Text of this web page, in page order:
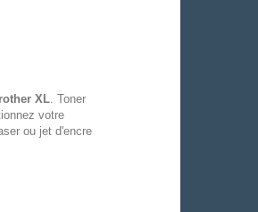
XL. Toner
votre
ou jet d'encre